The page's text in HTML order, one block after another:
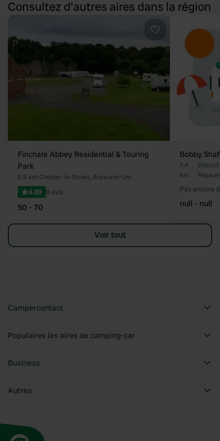
Consultez d'autres aires dans la région
Finchale Abbey Residential & Touring
Park
6,9 km•Chester-le-Street, Royaume-Uni
4.89 9 avis
50 - 70
Bobby
7,4
km
•
District
Pas encore
null - null
Voir tout
Campercontact
Populaires les aires de camping-car
Business
Autres